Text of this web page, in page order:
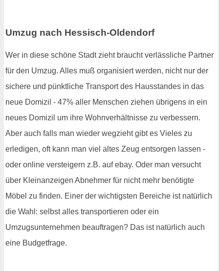
Umzug nach Hessisch-Oldendorf
Wer in diese schöne Stadt zieht braucht verlässliche Partner
für den Umzug. Alles muß organisiert werden, nicht nur der
sichere und pünktliche Transport des Hausstandes in das
neue Domizil - 47% aller Menschen ziehen übrigens in ein
neues Domizil um ihre Wohnverhältnisse zu verbessern.
Aber auch falls man wieder wegzieht gibt es Vieles zu
erledigen, oft kann man viel altes Zeug entsorgen lassen -
oder online versteigern z.B. auf ebay. Oder man versucht
über Kleinanzeigen Abnehmer für nicht mehr benötigte
Möbel zu finden. Einer der wichtigsten Bereiche ist natürlich
die Wahl: selbst alles transportieren oder ein
Umzugsunternehmen beauftragen? Das ist natürlich auch
eine Budgetfrage.